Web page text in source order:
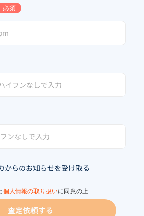
必須
からのお知らせを受け取る
個人情報の取り扱いに同意の上
査定依頼する